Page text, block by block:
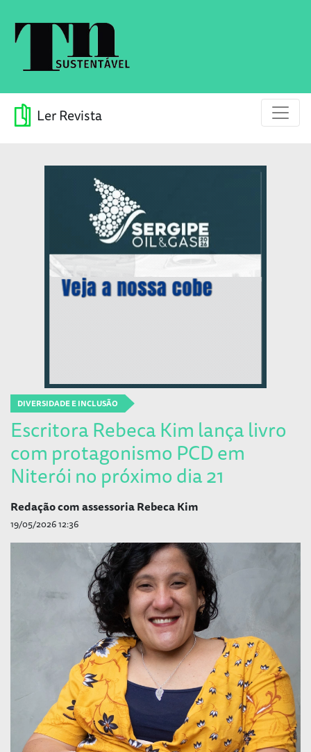
Ler Revista
DIVERSIDADE E INCLUSÃO
Escritora Rebeca Kim lança livro
com protagonismo PCD em
Niterói no próximo dia 21
Redação com assessoria Rebeca Kim
19/05/2026 12:36